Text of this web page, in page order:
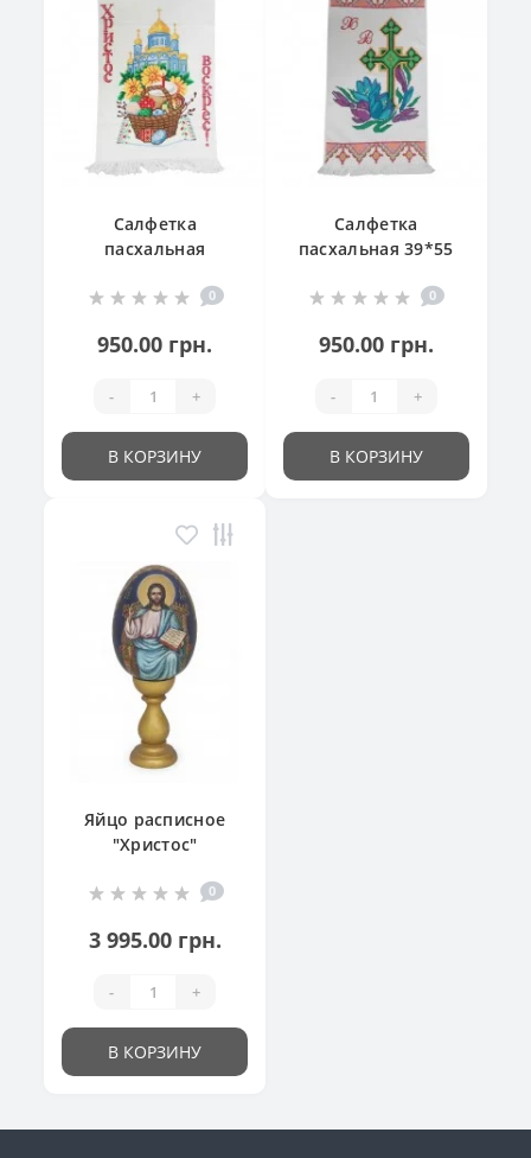
Салфетка
пасхальная
кошик"
0
950.00 грн.
- +
В КОРЗИНУ
Салфетка
пасхальная 39*55
0
950.00 грн.
- +
В КОРЗИНУ
Яйцо расписное
"Христос"
0
3 995.00 грн.
- +
В КОРЗИНУ